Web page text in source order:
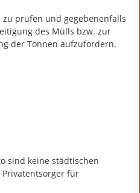
prüfen und gegebenenfalls
des Mülls bzw. zur
der Tonnen aufzufordern.
sind keine städtischen
Privatentsorger für